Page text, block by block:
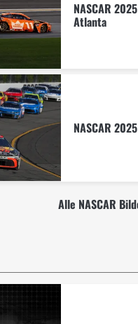
NASCAR
Atlanta
NASCAR
Alle NASCAR